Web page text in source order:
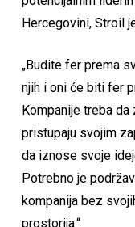
Hercegovini, Stroil
„Budite fer prema
njih i oni će biti fer
Kompanije treba
pristupaju svojim
da iznose svoje
Potrebno je
kompanija bez
prostorija.“